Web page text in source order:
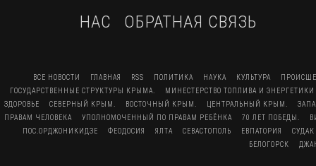
НАС
ОБРАТНАЯ СВЯЗЬ
ВСЕ НОВОСТИ ГЛАВНАЯ RSS ПОЛИТИКА НАУКА КУЛЬТУРА
ГОСУДАРСТВЕННЫЕ СТРУКТУРЫ КРЫМА.
МИНЕСТЕРСТВО ТОПЛИВА И
ЗДОРОВЬЕ
СЕВЕРНЫЙ КРЫМ. ВОСТОЧНЫЙ КРЫМ. ЦЕНТРАЛЬНЫЙ КРЫМ.
ПРАВАМ ЧЕЛОВЕКА
УПОЛНОМОЧЕННЫЙ ПО ПРАВАМ РЕБЁНКА 70 ЛЕТ ПОБЕДЫ.
ПОС.ОРДЖОНИКИДЗЕ
ФЕОДОСИЯ ЯЛТА СЕВАСТОПОЛЬ ЕВПАТОРИЯ
СУДАК
БЕЛОГОРСК